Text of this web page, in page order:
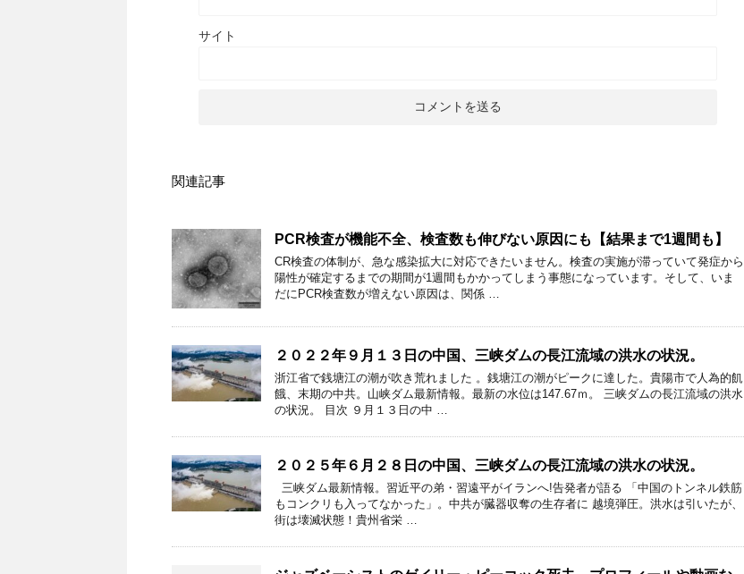
サイト
関連記事
PCR検査が機能不全、検査数も伸びない原因にも【結果まで1週間も】
CR検査の体制が、急な感染拡大に対応できたいません。検査の実施が滞っていて発症から
陽性が確定するまでの期間が1週間もかかってしまう事態になっています。そして、いま
だにPCR検査数が増えない原因は、関係 …
２０２２年９月１３日の中国、三峡ダムの長江流域の洪水の状況。
浙江省で銭塘江の潮が吹き荒れました 。銭塘江の潮がピークに達した。貴陽市で人為的飢
餓、末期の中共。山峡ダム最新情報。最新の水位は147.67ｍ。 三峡ダムの長江流域の洪水
の状況。 目次 ９月１３日の中 …
２０２５年６月２８日の中国、三峡ダムの長江流域の洪水の状況。
三峡ダム最新情報。習近平の弟・習遠平がイランへ!告発者が語る 「中国のトンネル鉄筋
もコンクリも入ってなかった」。中共が臓器収奪の生存者に 越境弾圧。洪水は引いたが、
街は壊滅状態！貴州省栄 …